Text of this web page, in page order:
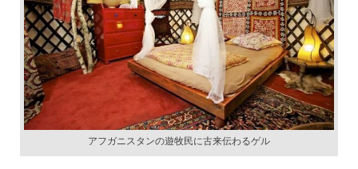
アフガニスタンの遊牧民に古来伝わるゲル